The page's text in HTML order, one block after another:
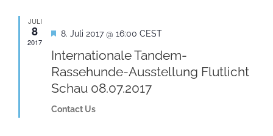
JULI
8
2017
Hervorgehoben
8. Juli 2017 @ 16:00 CEST
Internationale Tandem-
Rassehunde-Ausstellung Flutlicht
Schau 08.07.2017
Contact Us